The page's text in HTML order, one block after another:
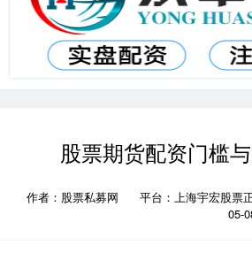
股票期货配资门槛
作者：股票私募网 平台：上海宇宏股票
05-